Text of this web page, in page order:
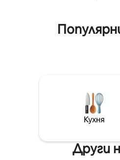
железопътната гара
до центъра на
минути пеша/5
State Park (страхотен
Boarding) - 15 минути
АмфитеатърКухня
Други